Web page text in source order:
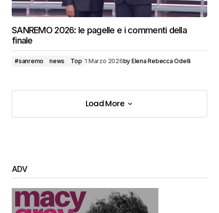
SANREMO 2026: le pagelle e i commenti della
finale
#sanremo news Top 1 Marzo 2026by Elena Rebecca Odelli
Load More
Load More
ADV